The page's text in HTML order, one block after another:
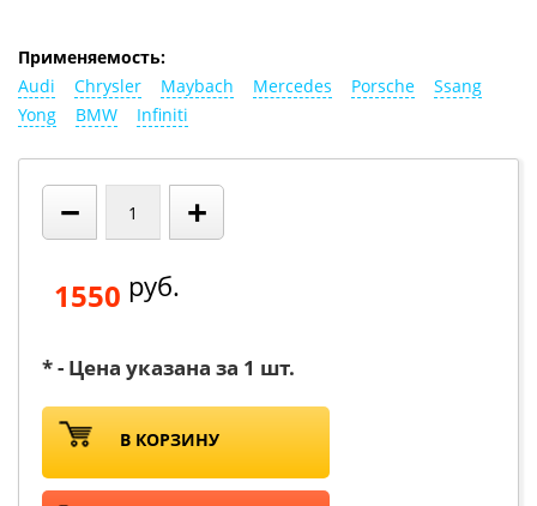
Применяемость:
Audi
Chrysler Maybach Mercedes Porsche
Ssang
Yong
BMW Infiniti
− +
1550 руб.
* - Цена указана за 1 шт.
В КОРЗИНУ